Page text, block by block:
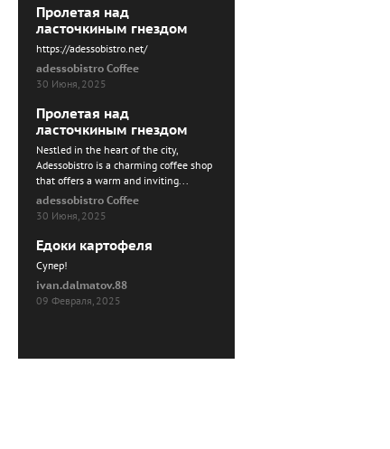
Пролетая над
ласточкиным гнездом
https://adessobistro.net/
adessobistro Coffee
30 Июня, 2025
Пролетая над
ласточкиным гнездом
Nestled in the heart of the city,
Adessobistro is a charming coffee shop
that offers a warm and inviting...
adessobistro Coffee
30 Июня, 2025
Едоки картофеля
Cупер!
ivan.dalmatov.88
09 Февраля, 2025